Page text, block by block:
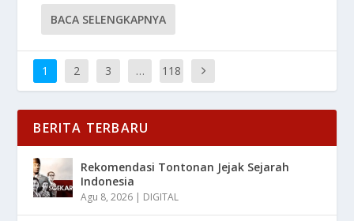
BACA SELENGKAPNYA
1 2 3 … 118
BERITA TERBARU
Rekomendasi Tontonan Jejak Sejarah
Indonesia
Agu 8, 2026 | DIGITAL